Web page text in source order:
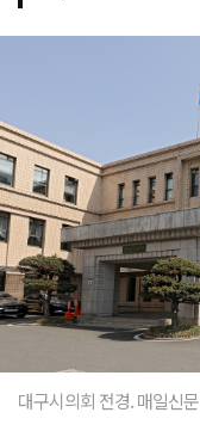
대구시의회 전경. 매일신